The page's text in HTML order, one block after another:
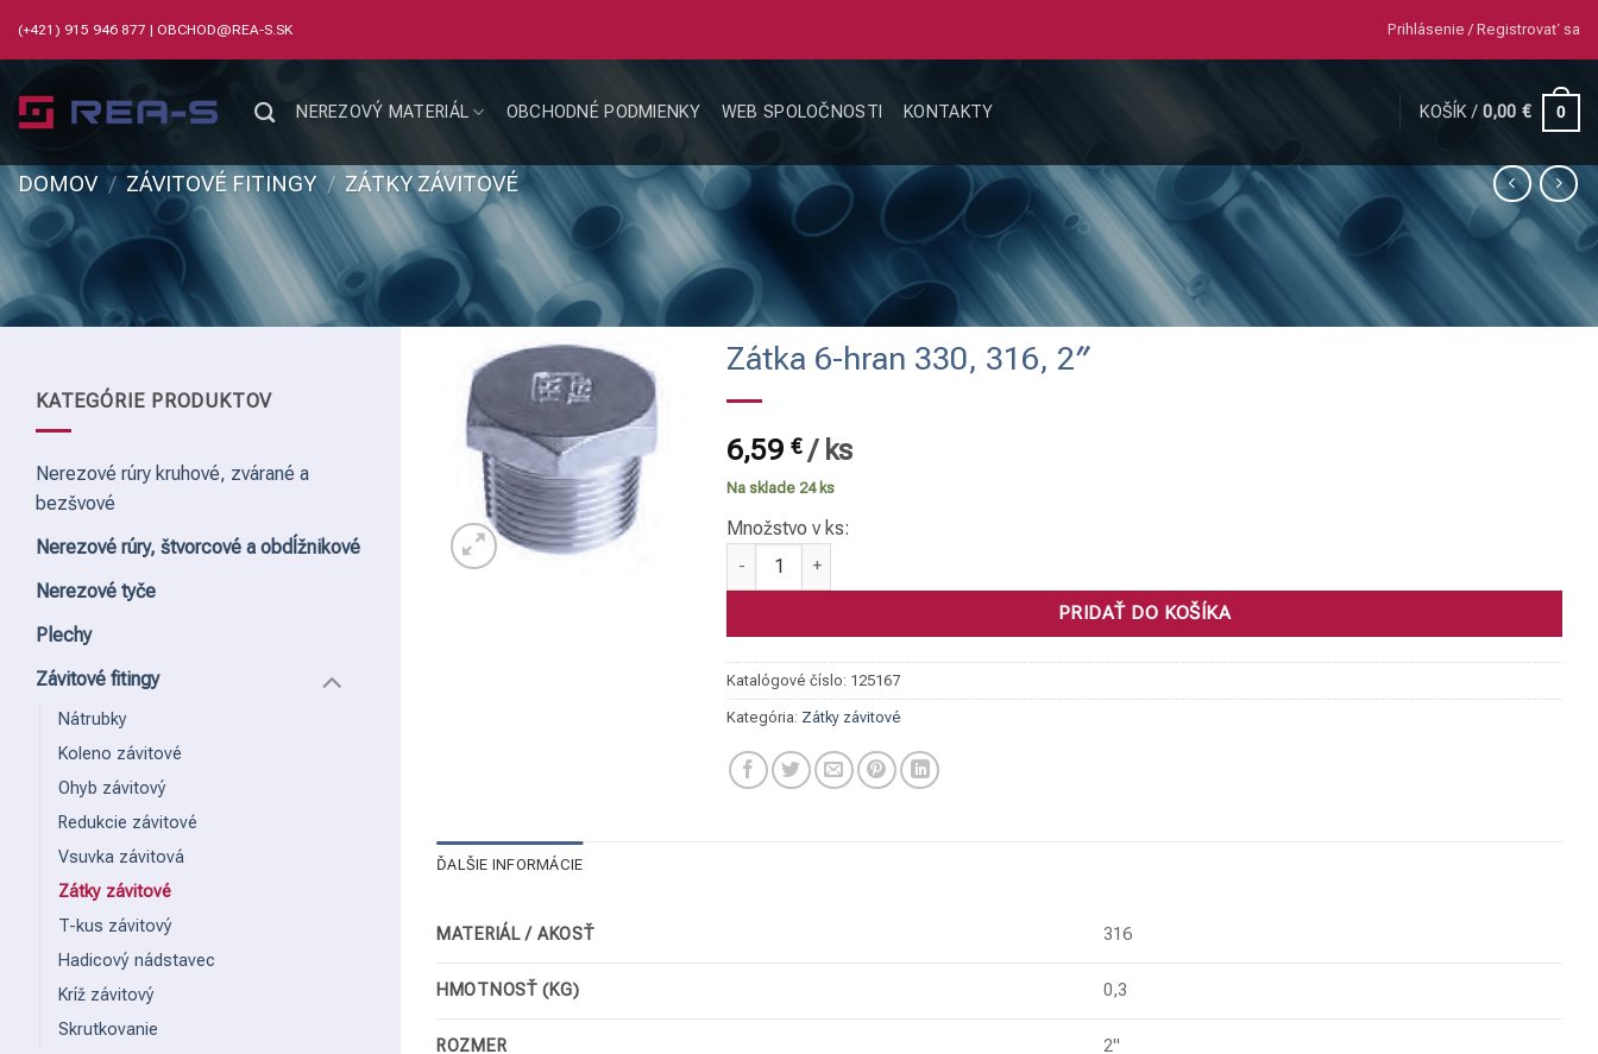
(+421) 915 946 877 | OBCHOD@REA-S.SK Prihlásenie / Registrovať sa
NEREZOVÝ MATERIÁL OBCHODNÉ PODMIENKY WEB SPOLOČNOSTI KONTAKTY KOŠÍK / 0,00€ 0
DOMOV / ZÁVITOVÉ FITINGY / ZÁTKY ZÁVITOVÉ
KATEGÓRIE PRODUKTOV
Nerezové rúry kruhové, zvárané a
bezšvové
Nerezové rúry, štvorcové a obdĺžnikové
Nerezové tyče
Plechy
Závitové fitingy
Nátrubky
Koleno závitové
Ohyb závitový
Redukcie závitové
Vsuvka závitová
Zátky závitové
T-kus závitový
Hadicový nádstavec
Kríž závitový
Skrutkovanie
Zátka 6-hran 330, 316, 2″
6,59€/ ks
Na sklade 24 ks
Množstvo v ks:
množstvo Zátka 6-hran 330, 316, 2"
PRIDAŤ DO KOŠÍKA
Katalógové číslo: 125167
Kategória: Zátky závitové
ĎALŠIE INFORMÁCIE
MATERIÁL / AKOSŤ 316
HMOTNOSŤ (KG) 0,3
ROZMER 2"